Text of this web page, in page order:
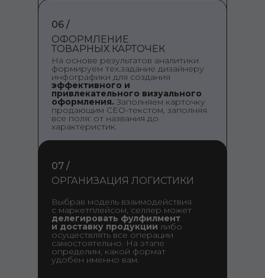
06 /
На основе результатов аналитики
формируем тех.задание дизайнеру
инфографики для создания
эффективного и
привлекательного визуального
оформления. Заполняем карточку
продающим СЕО-текстом, заполняя
все поля: от названия до
характеристик.
ОФОРМЛЕНИЕ
ТОВАРНЫХ КАРТОЧЕК
07 /
Выбрав модель взаимодействия
с маркетплейсом, селлер может
делегировать фулфилмент
и доставку продукции либо
осуществлять все операции
самостоятельно. На этапе
определим, какой формат
удобен именно вам.
ОРГАНИЗАЦИЯ ЛОГИСТИКИ